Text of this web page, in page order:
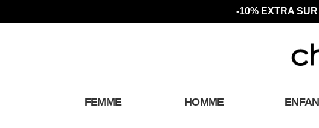
-10% EXTRA
FEMME HOMME